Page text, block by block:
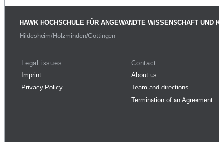
HAWK HOCHSCHULE FÜR ANGEWANDTE WISSENSCHAFT UND
Hildesheim/Holzminden/Göttingen
Legal issues
Imprint
Privacy Policy
Contact
About us
Team and directions
Termination of an Agreement